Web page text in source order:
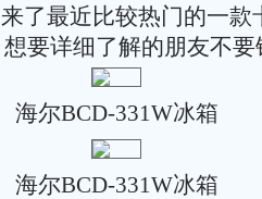
了最近比较热门的一款
要详细了解的朋友不要
海尔BCD-331W冰箱
海尔BCD-331W冰箱